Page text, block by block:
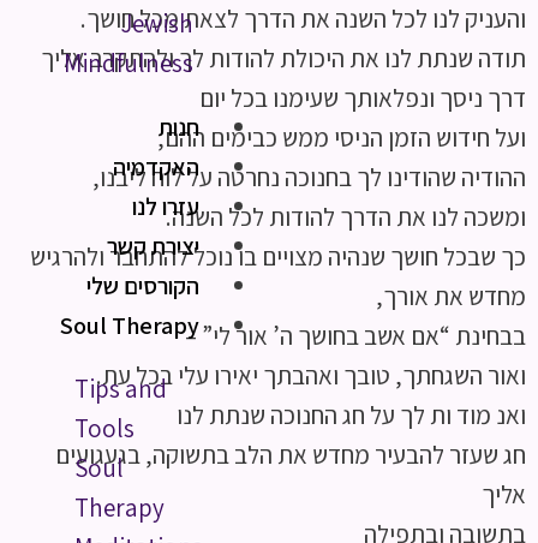
Jewish
Mindfulness
חנות
האקדמיה
עזרו לנו
יצירת קשר
הקורסים שלי
Soul Therapy
Tips and
Tools
Soul
Therapy
והעניק לנו לכל השנה את הדרך לצאת מכל חושך.
תודה שנתת לנו את היכולת להודות לך ולהתקרב אליך
דרך ניסך ונפלאותך שעימנו בכל יום
ועל חידוש הזמן הניסי ממש כבימים ההם,
ההודיה שהודינו לך בחנוכה נחרטה על לוח ליבנו,
ומשכה לנו את הדרך להודות לכל השנה.
כך שבכל חושך שנהיה מצויים בו נוכל להתחבר ולהרגיש
מחדש את אורך,
בבחינת “אם אשב בחושך ה’ אור לי” –
ואור השגחתך, טובך ואהבתך יאירו עלי בכל עת.
ואנ מוד ות לך על חג החנוכה שנתת לנו
חג שעזר להבעיר מחדש את הלב בתשוקה, בגעגועים
אליך
בתשובה ובתפילה